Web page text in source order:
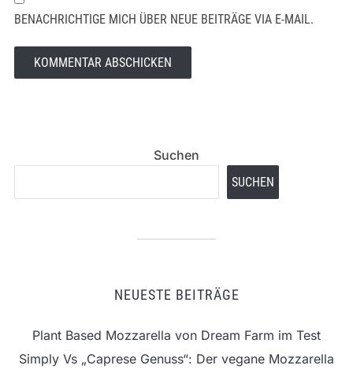
BENACHRICHTIGE MICH ÜBER NEUE BEITRÄGE VIA E-MAIL.
Suchen
SUCHEN
NEUESTE BEITRÄGE
Plant Based Mozzarella von Dream Farm im Test
Simply Vs „Caprese Genuss“: Der vegane Mozzarella